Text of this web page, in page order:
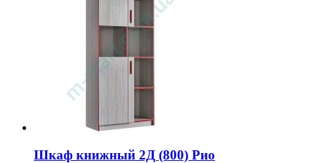
Шкаф книжный 2Д (800) Рио